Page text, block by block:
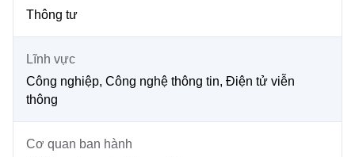
MINISTRY OF SCIENCE AND TECHNOLOGY
Điều khoản sử dụng
Cơ quan chủ quản: Bộ Khoa học và Công nghệ (MST)
Thông tư
Lĩnh vực
Công nghiệp, Công nghệ thông tin, Điện tử viễn
thông
Cơ quan ban hành